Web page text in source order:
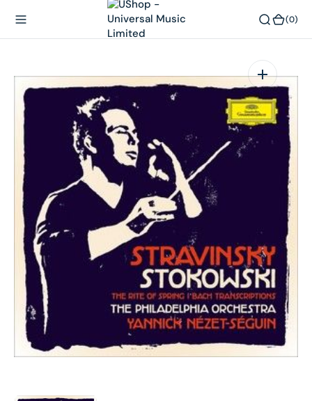
(0)
在
相
簿
中
開
啟
第
1
張